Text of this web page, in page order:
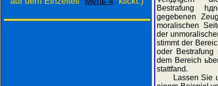
Bestrafung
gegebenen
moralischen
der
stimmt der
oder Bestrafung
dem Bereich
stattfand.
Lassen Sie